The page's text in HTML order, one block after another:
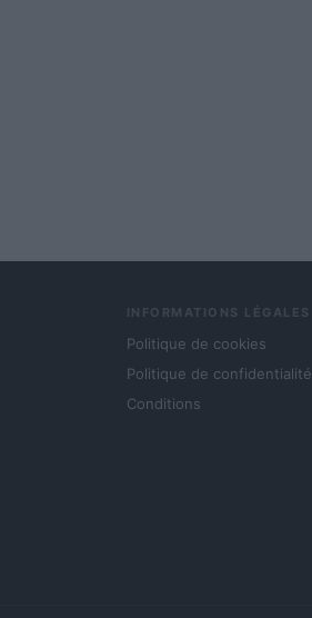
INFORMATIONS LÉGALES
Politique de cookies
Politique de confidentialité
Conditions